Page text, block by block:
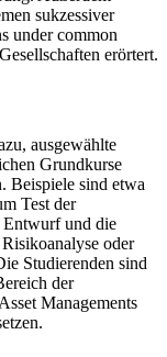
sukzessiver
under common
erörtert.
ausgewählte
Grundkurse
Beispiele sind etwa
Test der
und die
oder
Studierenden sind
der
Asset Managements